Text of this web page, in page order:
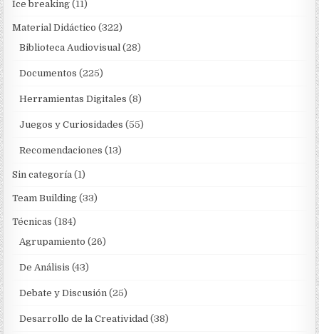
Ice breaking (11)
Material Didáctico (322)
Biblioteca Audiovisual (28)
Documentos (225)
Herramientas Digitales (8)
Juegos y Curiosidades (55)
Recomendaciones (13)
Sin categoría (1)
Team Building (33)
Técnicas (184)
Agrupamiento (26)
De Análisis (43)
Debate y Discusión (25)
Desarrollo de la Creatividad (38)